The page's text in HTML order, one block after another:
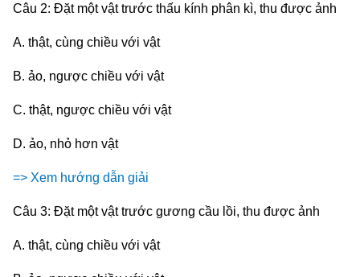
Câu 2: Đặt một vật trước thấu kính phân kì, thu được ảnh
A. thật, cùng chiều với vật
B. ảo, ngược chiều với vật
C. thật, ngược chiều với vật
D. ảo, nhỏ hơn vật
=> Xem hướng dẫn giải
Câu 3: Đặt một vật trước gương cầu lồi, thu được ảnh
A. thật, cùng chiều với vật